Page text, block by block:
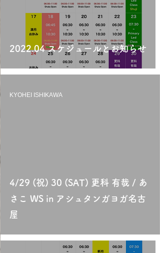
2022.04 スケジュールとお知らせ
4/29 (祝) 30 (SAT) 更科 有哉 / あ
さこ WS in アシュタンガヨガ名古
屋
KYOHEI ISHIKAWA